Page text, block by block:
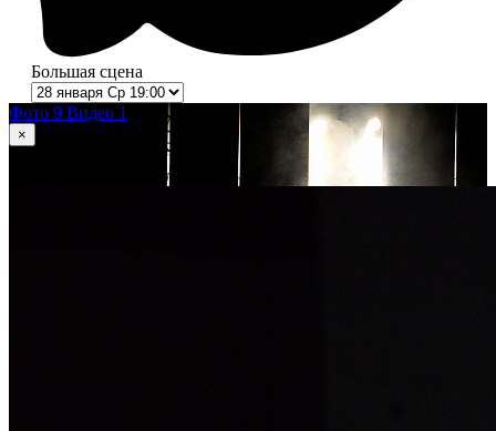
Большая сцена
Фото 9 Видео 1
×
Шепот, Радио и Джульетта